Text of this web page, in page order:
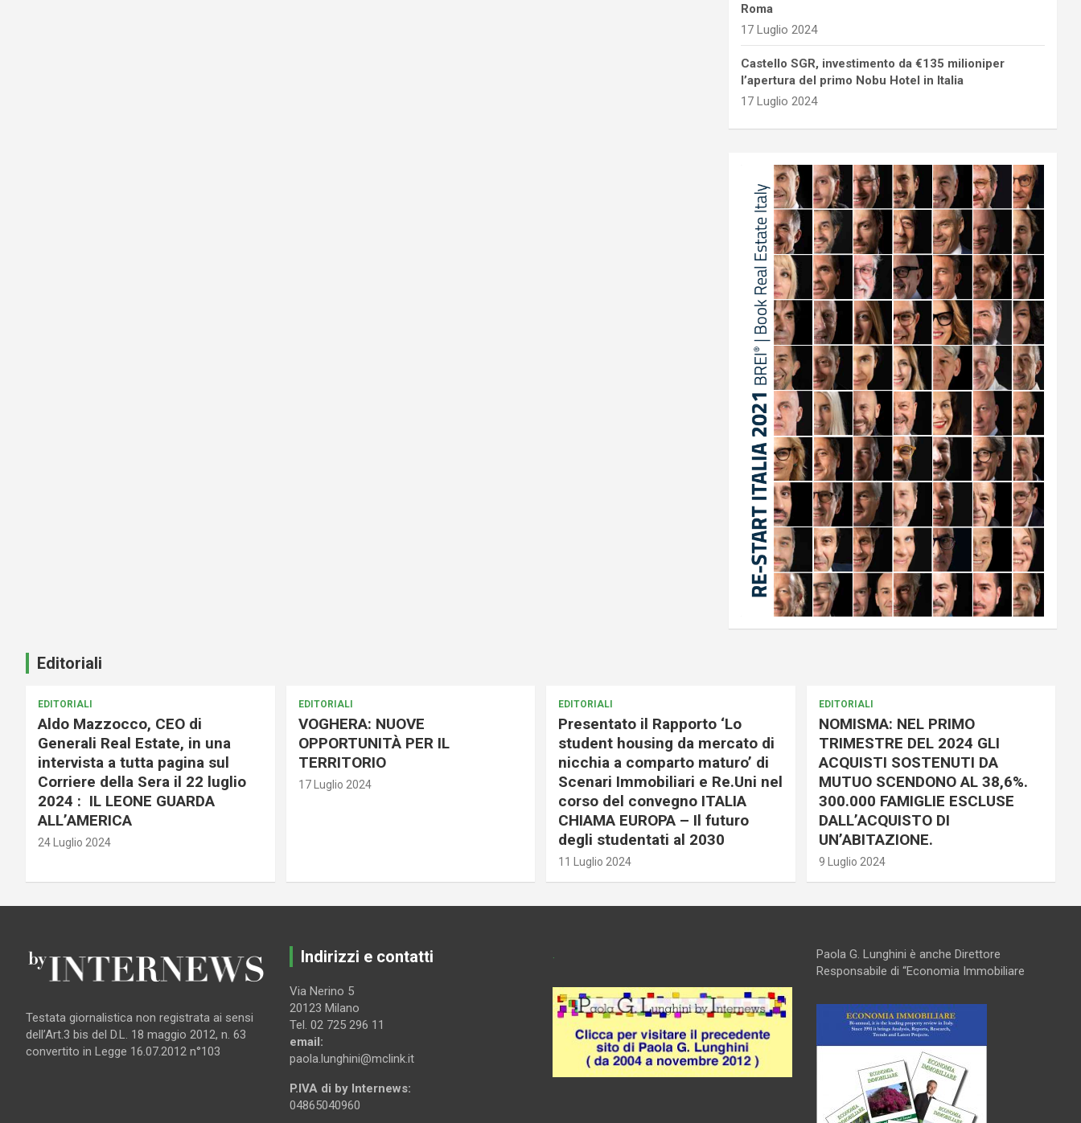
Roma
17 Luglio 2024
Castello SGR, investimento da €135 milioniper
l’apertura del primo Nobu Hotel in Italia
17 Luglio 2024
Editoriali
EDITORIALI
Aldo Mazzocco, CEO di
Generali Real Estate, in una
intervista a tutta pagina sul
Corriere della Sera il 22 luglio
2024 : IL LEONE GUARDA
ALL’AMERICA
24 Luglio 2024
EDITORIALI
VOGHERA: NUOVE
OPPORTUNITÀ PER IL
TERRITORIO
17 Luglio 2024
EDITORIALI
Presentato il Rapporto ‘Lo
student housing da mercato di
nicchia a comparto maturo’ di
Scenari Immobiliari e Re.Uni nel
corso del convegno ITALIA
CHIAMA EUROPA – Il futuro
degli studentati al 2030
11 Luglio 2024
EDITORIALI
NOMISMA: NEL PRIMO
TRIMESTRE DEL 2024 GLI
ACQUISTI SOSTENUTI DA
MUTUO SCENDONO AL 38,6%.
300.000 FAMIGLIE ESCLUSE
DALL’ACQUISTO DI
UN’ABITAZIONE.
9 Luglio 2024
Testata giornalistica non registrata ai sensi
dell’Art.3 bis del D.L. 18 maggio 2012, n. 63
convertito in Legge 16.07.2012 n°103
Indirizzi e contatti
Via Nerino 5
20123 Milano
Tel. 02 725 296 11
email:
paola.lunghini@mclink.it
P.IVA di by Internews:
04865040960
.
Paola G. Lunghini è anche Direttore
Responsabile di “Economia Immobiliare